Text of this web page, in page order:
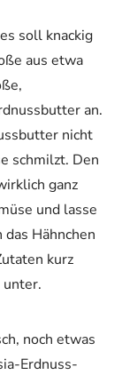
soll knackig
aus etwa
an.
nicht
schmilzt. Den
ganz
und lasse
Hähnchen
kurz
unter.
noch etwas
Erdnuss-